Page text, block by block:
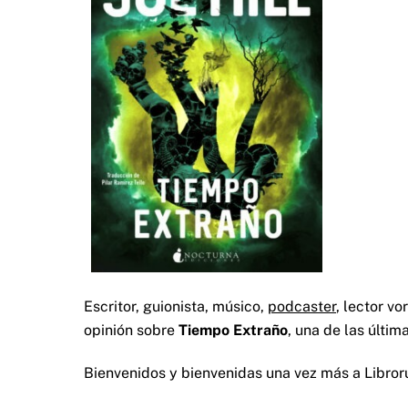
Escritor, guionista, músico, podcaster, lector
opinión sobre Tiempo Extraño, una de las
Bienvenidos y bienvenidas una vez más a